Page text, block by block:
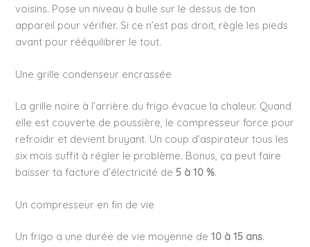
voisins. Pose un niveau à bulle sur le dessus de ton
appareil pour vérifier. Si ce n’est pas droit, règle les pieds
avant pour rééquilibrer le tout.
Une grille condenseur encrassée
La grille noire à l’arrière du frigo évacue la chaleur. Quand
elle est couverte de poussière, le compresseur force pour
refroidir et devient bruyant. Un coup d’aspirateur tous les
six mois suffit à régler le problème. Bonus, ça peut faire
baisser ta facture d’électricité de 5 à 10 %.
Un compresseur en fin de vie
Un frigo a une durée de vie moyenne de10 à 15 ans.